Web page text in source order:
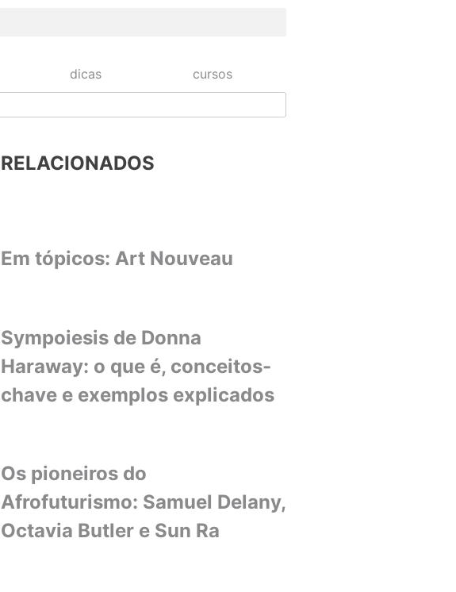
dicas cursos
RELACIONADOS
Em tópicos: Art Nouveau
Sympoiesis de Donna
Haraway: o que é, conceitos-
chave e exemplos explicados
Os pioneiros do
Afrofuturismo: Samuel Delany,
Octavia Butler e Sun Ra